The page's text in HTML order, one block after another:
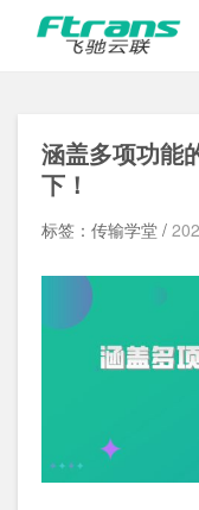
涵盖多项功能
下！
标签：传输学堂 /